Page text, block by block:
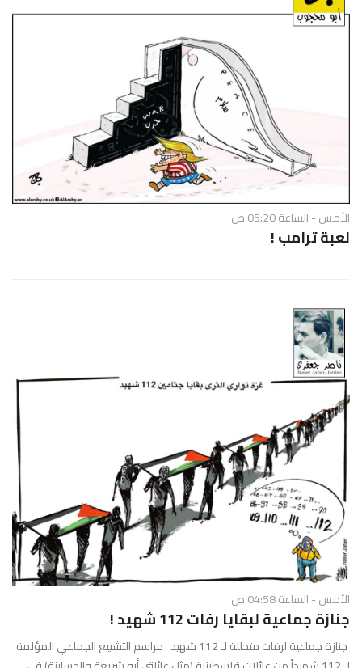
الأمس - الساعة 05:20 ص
لعبة ترامب !
الأمس - الساعة 04:58 ص
جنازة جماعية لبقايا رفات 112 شهيد !
جنازة جماعية لرفات متحللة لـ 112 شهيد مراسم التشييع الجماعي المؤلمة